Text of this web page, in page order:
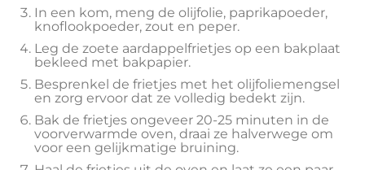
In een kom, meng de olijfolie, paprikapoeder,
knoflookpoeder, zout en peper.
Leg de zoete aardappelfrietjes op een bakplaat
bekleed met bakpapier.
Besprenkel de frietjes met het olijfoliemengsel
en zorg ervoor dat ze volledig bedekt zijn.
Bak de frietjes ongeveer 20-25 minuten in de
voorverwarmde oven, draai ze halverwege om
voor een gelijkmatige bruining.